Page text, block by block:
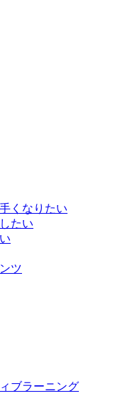
くなりたい
たい
ツ
ブラーニング